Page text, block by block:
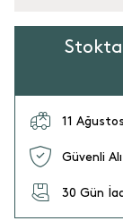
11
Güvenli
30 Gün